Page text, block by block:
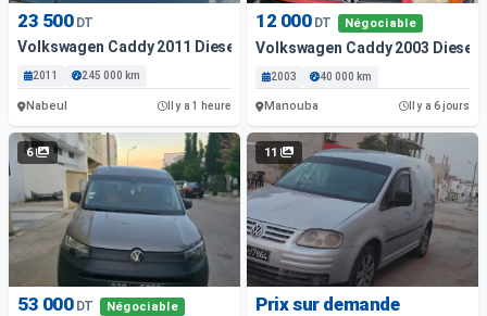
23 500 DT
Volkswagen Caddy 2011 Diesel
2011 245 000 km
Nabeul Il y a 1 heure
12 000 DT Négociable
Volkswagen Caddy 2003 Diesel
2003 40 000 km
Manouba Il y a 6 jours
6
53 000 DT Négociable
11
Prix sur demande